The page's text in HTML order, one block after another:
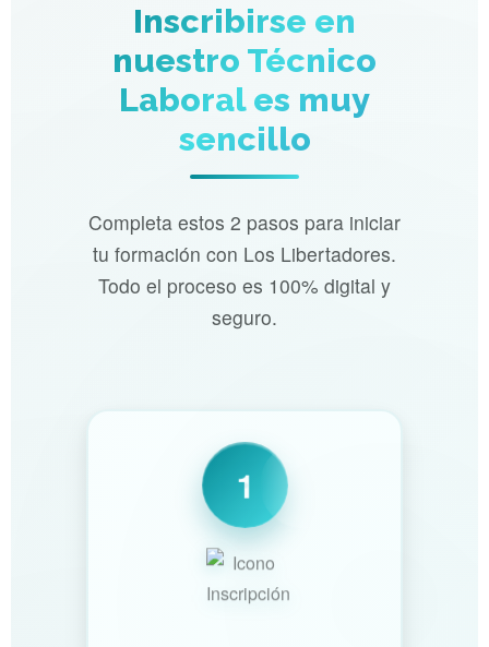
Inscribirse en
nuestro Técnico
Laboral es muy
sencillo
Completa estos 2 pasos para iniciar
tu formación con Los Libertadores.
Todo el proceso es 100% digital y
seguro.
1